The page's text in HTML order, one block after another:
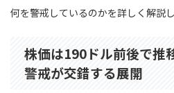
何を警戒しているのかを詳しく解説し
株価は190ドル前後で推
警戒が交錯する展開